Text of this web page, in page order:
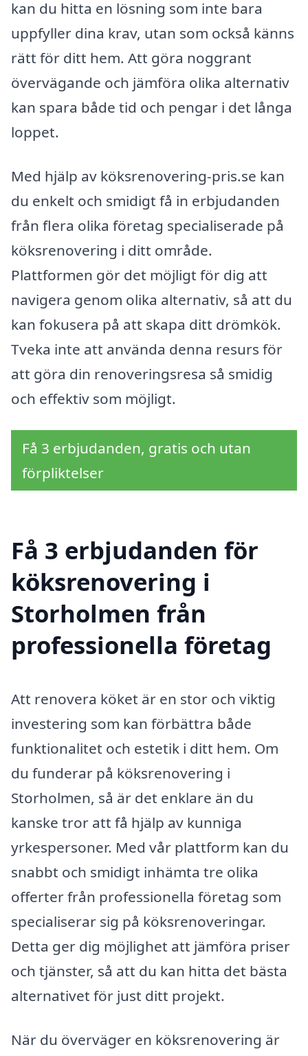
kan du hitta en lösning som inte bara
uppfyller dina krav, utan som också känns
rätt för ditt hem. Att göra noggrant
övervägande och jämföra olika alternativ
kan spara både tid och pengar i det långa
loppet.
Med hjälp av köksrenovering-pris.se kan
du enkelt och smidigt få in erbjudanden
från flera olika företag specialiserade på
köksrenovering i ditt område.
Plattformen gör det möjligt för dig att
navigera genom olika alternativ, så att du
kan fokusera på att skapa ditt drömkök.
Tveka inte att använda denna resurs för
att göra din renoveringsresa så smidig
och effektiv som möjligt.
Få 3 erbjudanden, gratis och utan
förpliktelser
Få 3 erbjudanden för
köksrenovering i
Storholmen från
professionella företag
Att renovera köket är en stor och viktig
investering som kan förbättra både
funktionalitet och estetik i ditt hem. Om
du funderar på köksrenovering i
Storholmen, så är det enklare än du
kanske tror att få hjälp av kunniga
yrkespersoner. Med vår plattform kan du
snabbt och smidigt inhämta tre olika
offerter från professionella företag som
specialiserar sig på köksrenoveringar.
Detta ger dig möjlighet att jämföra priser
och tjänster, så att du kan hitta det bästa
alternativet för just ditt projekt.
När du överväger en köksrenovering är